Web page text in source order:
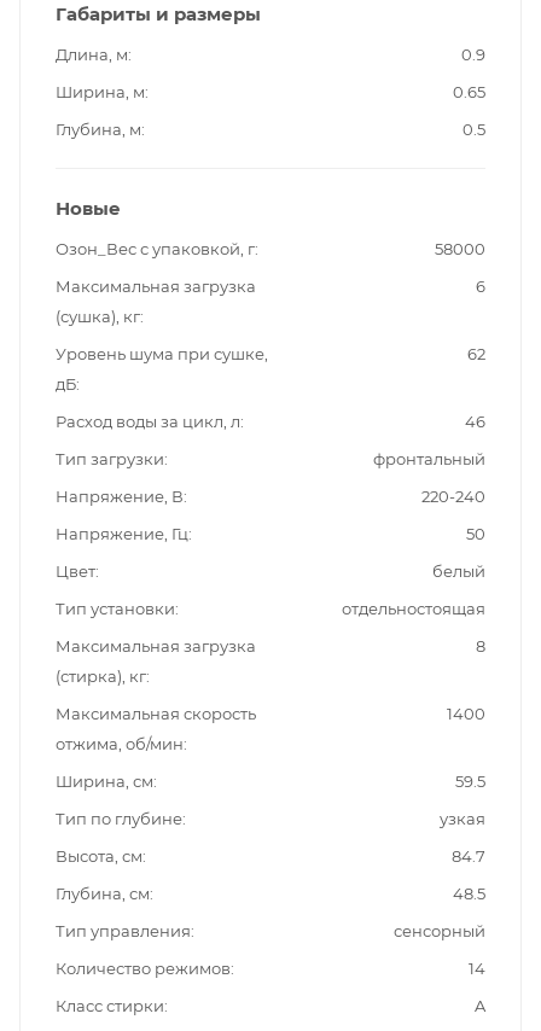
Габариты и размеры
Длина, м
0.9
Ширина, м
0.65
Глубина, м
0.5
Новые
Озон_Вес с упаковкой, г
58000
Максимальная загрузка
(сушка), кг
6
Уровень шума при сушке,
дБ
62
Расход воды за цикл, л
46
Тип загрузки
фронтальный
Напряжение, В
220-240
Напряжение, Гц
50
Цвет
белый
Тип установки
отдельностоящая
Максимальная загрузка
(стирка), кг
8
Максимальная скорость
отжима, об/мин
1400
Ширина, см
59.5
Тип по глубине
узкая
Высота, см
84.7
Глубина, см
48.5
Тип управления
сенсорный
Количество режимов
14
Класс стирки
A